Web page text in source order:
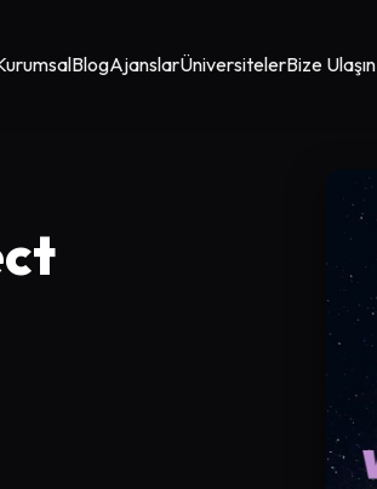
BlogAjanslarÜniversitelerBize Ulaşın